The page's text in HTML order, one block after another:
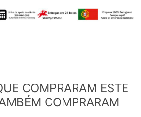
COMPRARAM ESTE
COMPRARAM